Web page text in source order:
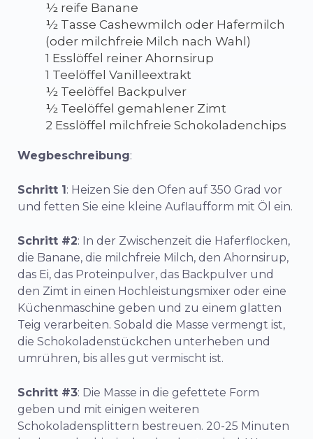
½ reife Banane
½ Tasse Cashewmilch oder Hafermilch
(oder milchfreie Milch nach Wahl)
1 Esslöffel reiner Ahornsirup
1 Teelöffel Vanilleextrakt
½ Teelöffel Backpulver
½ Teelöffel gemahlener Zimt
2 Esslöffel milchfreie Schokoladenchips
Wegbeschreibung:
Schritt 1: Heizen Sie den Ofen auf 350 Grad vor
und fetten Sie eine kleine Auflaufform mit Öl ein.
Schritt #2: In der Zwischenzeit die Haferflocken,
die Banane, die milchfreie Milch, den Ahornsirup,
das Ei, das Proteinpulver, das Backpulver und
den Zimt in einen Hochleistungsmixer oder eine
Küchenmaschine geben und zu einem glatten
Teig verarbeiten. Sobald die Masse vermengt ist,
die Schokoladenstückchen unterheben und
umrühren, bis alles gut vermischt ist.
Schritt #3: Die Masse in die gefettete Form
geben und mit einigen weiteren
Schokoladensplittern bestreuen. 20-25 Minuten